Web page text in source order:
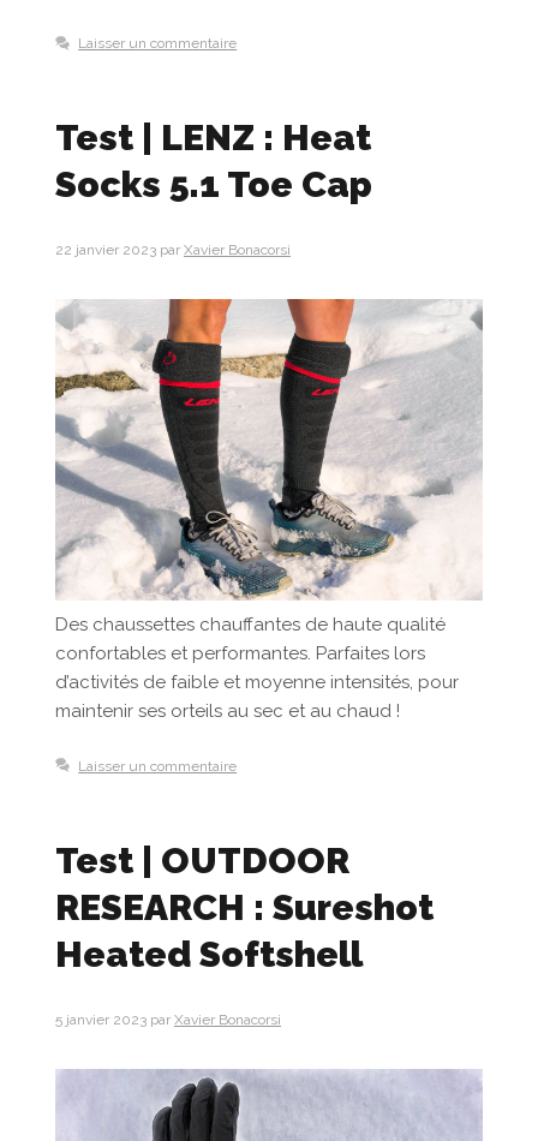
Laisser un commentaire
Test | LENZ : Heat
Socks 5.1 Toe Cap
22 janvier 2023 par Xavier Bonacorsi
Des chaussettes chauffantes de haute qualité
confortables et performantes. Parfaites lors
d’activités de faible et moyenne intensités, pour
maintenir ses orteils au sec et au chaud !
Laisser un commentaire
Test | OUTDOOR
RESEARCH : Sureshot
Heated Softshell
5 janvier 2023 par Xavier Bonacorsi